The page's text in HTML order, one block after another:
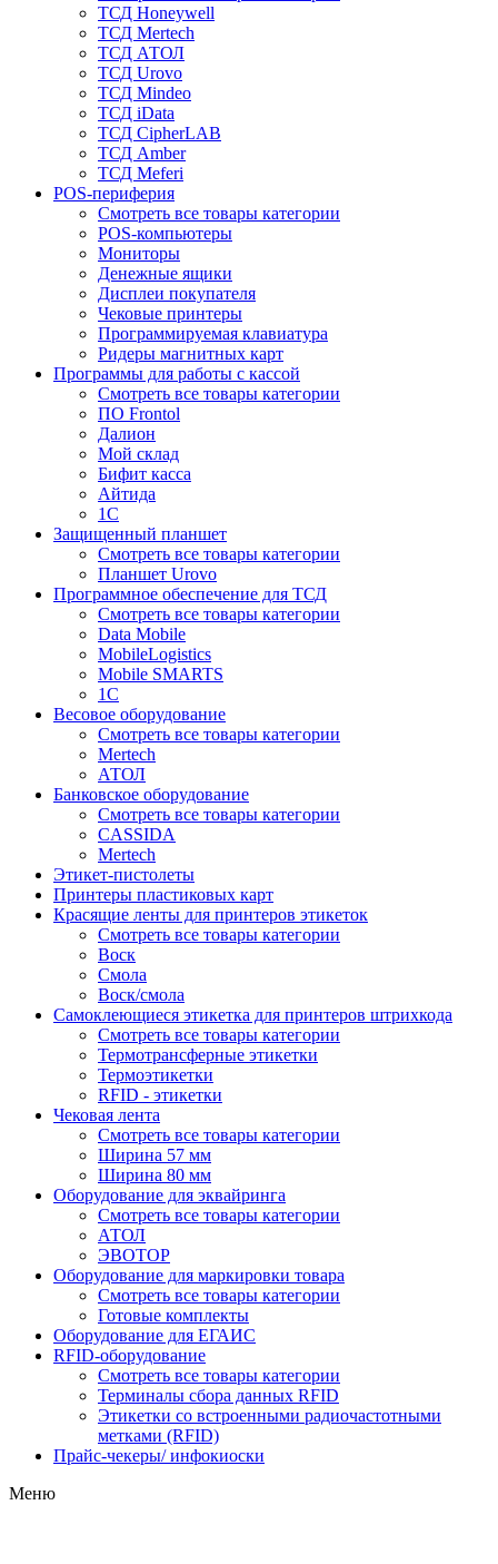
ТСД Honeywell
ТСД Mertech
ТСД АТОЛ
ТСД Urovo
ТСД Mindeo
ТСД iData
ТСД CipherLAB
ТСД Amber
ТСД Meferi
POS-периферия
Смотреть все товары категории
POS-компьютеры
Мониторы
Денежные ящики
Дисплеи покупателя
Чековые принтеры
Программируемая клавиатура
Ридеры магнитных карт
Программы для работы с кассой
Смотреть все товары категории
ПО Frontol
Далион
Мой склад
Бифит касса
Айтида
1С
Защищенный планшет
Смотреть все товары категории
Планшет Urovo
Программное обеспечение для ТСД
Смотреть все товары категории
Data Mobile
MobileLogistics
Mobile SMARTS
1С
Весовое оборудование
Смотреть все товары категории
Mertech
АТОЛ
Банковское оборудование
Смотреть все товары категории
CASSIDA
Mertech
Этикет-пистолеты
Принтеры пластиковых карт
Красящие ленты для принтеров этикеток
Смотреть все товары категории
Воск
Смола
Воск/смола
Самоклеющиеся этикетка для принтеров штрихкода
Смотреть все товары категории
Термотрансферные этикетки
Термоэтикетки
RFID - этикетки
Чековая лента
Смотреть все товары категории
Ширина 57 мм
Ширина 80 мм
Оборудование для эквайринга
Смотреть все товары категории
АТОЛ
ЭВОТОР
Оборудование для маркировки товара
Смотреть все товары категории
Готовые комплекты
Оборудование для ЕГАИС
RFID-оборудование
Смотреть все товары категории
Терминалы сбора данных RFID
Этикетки со встроенными радиочастотными
метками (RFID)
Прайс-чекеры/ инфокиоски
Меню